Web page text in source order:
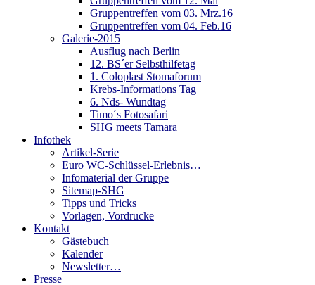
Gruppentreffen vom 03. Mrz.16
Gruppentreffen vom 04. Feb.16
Galerie-2015
Ausflug nach Berlin
12. BS´er Selbsthilfetag
1. Coloplast Stomaforum
Krebs-Informations Tag
6. Nds- Wundtag
Timo´s Fotosafari
SHG meets Tamara
Infothek
Artikel-Serie
Euro WC-Schlüssel-Erlebnis…
Infomaterial der Gruppe
Sitemap-SHG
Tipps und Tricks
Vorlagen, Vordrucke
Kontakt
Gästebuch
Kalender
Newsletter…
Presse